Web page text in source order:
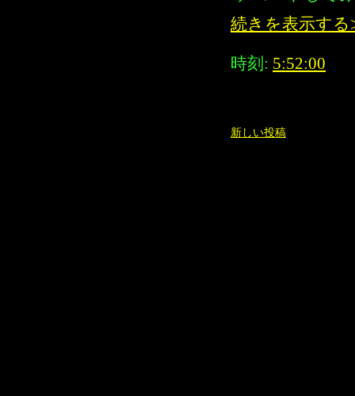
続きを表示す
時刻: 5:52:00
新しい投稿